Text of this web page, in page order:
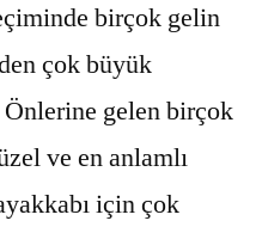
birçok gelin
çok büyük
Önlerine gelen birçok
ve en anlamlı
için çok